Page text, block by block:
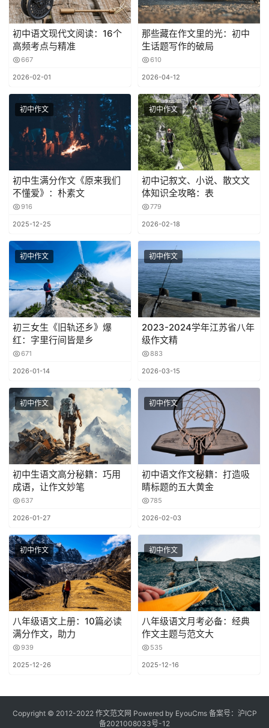
初中语文现代文阅读：16个
高频考点与精准
667
2026-02-01
那些藏在作文里的光：初中
生话题写作的破局
610
2026-04-12
初中作文
初中生满分作文《原来我们
不懂爱》：朴素文
916
2025-12-25
初中作文
初中记叙文、小说、散文文
体知识全攻略：表
779
2026-02-18
初中作文
初三女生《旧轨还乡》爆
红：字里行间皆是乡
671
2026-01-14
初中作文
2023-2024学年江苏省八年
级作文精
883
2026-03-15
初中作文
初中生语文高分秘籍：巧用
成语，让作文妙笔
637
2026-01-27
初中作文
初中语文作文秘籍：打造吸
睛标题的五大黄金
785
2026-02-03
初中作文
八年级语文上册：10篇必读
满分作文，助力
939
2025-12-26
初中作文
八年级语文月考必备：经典
作文主题与范文大
535
2025-12-16
Copyright © 2012-2022 作文范文网 Powered by EyouCms备案号： 沪ICP
备2021008033号-12